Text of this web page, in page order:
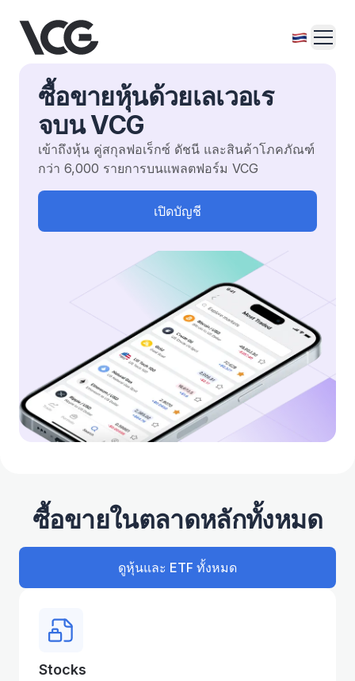
ซื้อขายหุ้นด้วยเลเวอเร
จบน VCG
เข้าถึงหุ้น คู่สกุลฟอเร็กซ์ ดัชนี และสินค้าโภคภัณฑ์
กว่า 6,000 รายการบนแพลตฟอร์ม VCG
เปิดบัญชี
ซื้อขายในตลาดหลักทั้งหมด
ดูหุ้นและ ETF ทั้งหมด
Stocks